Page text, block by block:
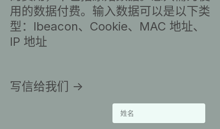
用的数据付费。输入数据可以是以下类
型：Ibeacon、Cookie、MAC 地址、
IP 地址
写信给我们 ->